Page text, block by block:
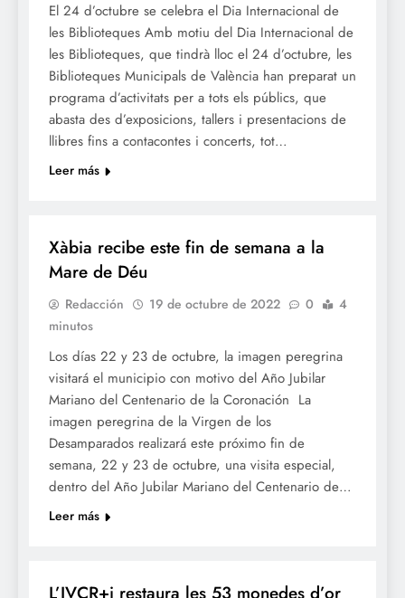
El 24 d’octubre se celebra el Dia Internacional de
les Biblioteques Amb motiu del Dia Internacional de
les Biblioteques, que tindrà lloc el 24 d’octubre, les
Biblioteques Municipals de València han preparat un
programa d’activitats per a tots els públics, que
abasta des d’exposicions, tallers i presentacions de
llibres fins a contacontes i concerts, tot…
Leer más
Xàbia recibe este fin de semana a la
Mare de Déu
Redacción 19 de octubre de 2022 0
4
minutos
Los días 22 y 23 de octubre, la imagen peregrina
visitará el municipio con motivo del Año Jubilar
Mariano del Centenario de la Coronación La
imagen peregrina de la Virgen de los
Desamparados realizará este próximo fin de
semana, 22 y 23 de octubre, una visita especial,
dentro del Año Jubilar Mariano del Centenario de…
Leer más